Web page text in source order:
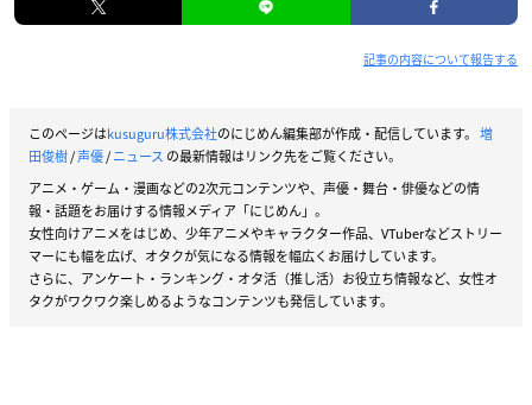
記事の内容について報告する
このページはkusuguru株式会社のにじめん編集部が作成・配信しています。 増
田俊樹/声優/ニュース の最新情報はリンク先をご覧ください。
アニメ・ゲーム・漫画などの2次元コンテンツや、声優・舞台・俳優などの情
報・話題をお届けする情報メディア「にじめん」。
女性向けアニメをはじめ、少年アニメやキャラクター作品、VTuberなどストリー
マーにも幅を広げ、オタクが気になる情報を幅広くお届けしています。
さらに、アンケート・ランキング・オタ活（推し活）お役立ち情報など、女性オ
タクがワクワク楽しめるようなコンテンツも発信しています。